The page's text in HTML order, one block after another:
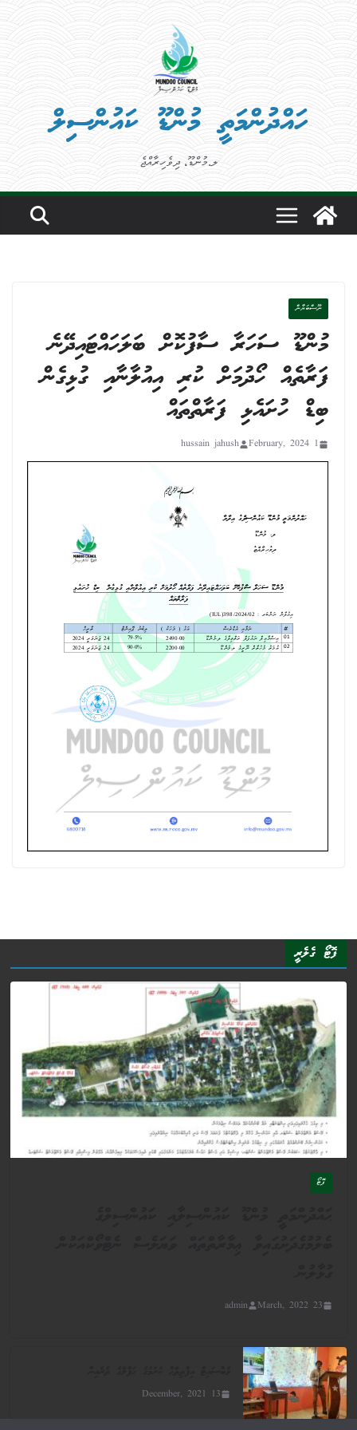
Skip
to
content
ހައްދުންމަތީ މުންޑޫ ކައުންސިލް
ލ.މުންޑޫ، ދިވެހިރާއްޖެ
ނޫސްބަޔާން
މުންޑޫ ސަހަރާ ސާފުކޮށް ބަލަހައްޓައިދޭނެ
ފަރާތެއް ހޯދުމަށް ކުރި އިއުލާނާއި ގުޅިގެން
ބިޑް ހުށައެޅި ފަރާތްތައް
1 February, 2024
hussain jahush
ފޮޓޯ ގެލެރީ
ފޮޓޯ
23 March, 2022
admin
13 December, 2021